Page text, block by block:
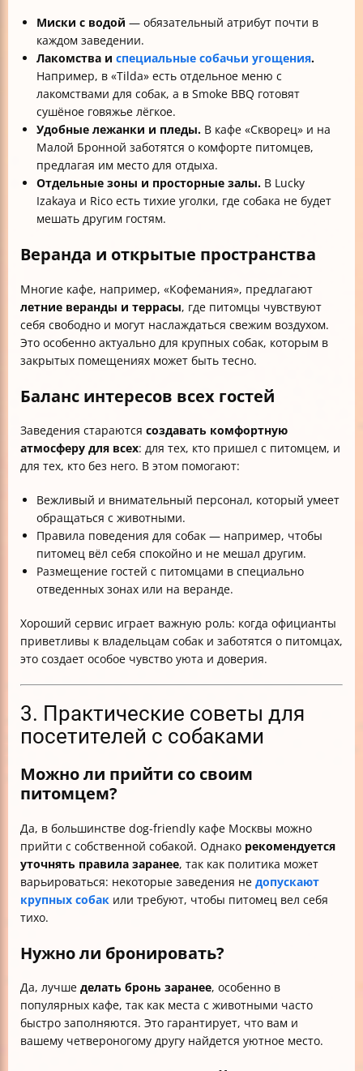
Миски с водой — обязательный атрибут почти в
каждом заведении.
Лакомства и специальные собачьи угощения.
Например, в «Tilda» есть отдельное меню с
лакомствами для собак, а в Smoke BBQ готовят
сушёное говяжье лёгкое.
Удобные лежанки и пледы. В кафе «Скворец» и на
Малой Бронной заботятся о комфорте питомцев,
предлагая им место для отдыха.
Отдельные зоны и просторные залы. В Lucky
Izakaya и Rico есть тихие уголки, где собака не будет
мешать другим гостям.
Веранда и открытые пространства
Многие кафе, например, «Кофемания», предлагают
летние веранды и террасы, где питомцы чувствуют
себя свободно и могут наслаждаться свежим воздухом.
Это особенно актуально для крупных собак, которым в
закрытых помещениях может быть тесно.
Баланс интересов всех гостей
Заведения стараются создавать комфортную
атмосферу для всех: для тех, кто пришел с питомцем, и
для тех, кто без него. В этом помогают:
Вежливый и внимательный персонал, который умеет
обращаться с животными.
Правила поведения для собак — например, чтобы
питомец вёл себя спокойно и не мешал другим.
Размещение гостей с питомцами в специально
отведенных зонах или на веранде.
Хороший сервис играет важную роль: когда официанты
приветливы к владельцам собак и заботятся о питомцах,
это создает особое чувство уюта и доверия.
3. Практические советы для
посетителей с собаками
Можно ли прийти со своим
питомцем?
Да, в большинстве dog-friendly кафе Москвы можно
прийти с собственной собакой. Однако рекомендуется
уточнять правила заранее, так как политика может
варьироваться: некоторые заведения не допускают
крупных собак или требуют, чтобы питомец вел себя
тихо.
Нужно ли бронировать?
Да, лучше делать бронь заранее, особенно в
популярных кафе, так как места с животными часто
быстро заполняются. Это гарантирует, что вам и
вашему четвероногому другу найдется уютное место.